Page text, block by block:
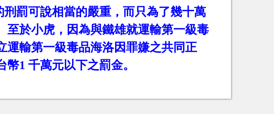
罰可說相當的嚴重，而只為了幾十萬
至於小虎，因為與鐵雄就運輸第一級毒
運輸第一級毒品海洛因罪嫌之共同正
幣1 千萬元以下之罰金。